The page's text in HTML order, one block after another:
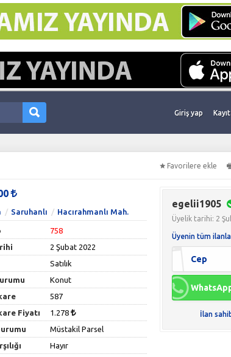
Giriş yap
Favorilere ekle
Saruhanlı Hacırahmanlı Mah.
758
2 Şubat 2022
Satılık
Konut
587
Fiyatı
1.278
Müstakil Parsel
Hayır
egelii1905
Üyelik tarihi: 2
Üyenin tüm
Cep
İlan